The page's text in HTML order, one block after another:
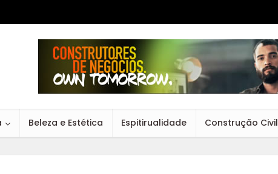
Beleza e Estética Espitirualidade Construção Civil